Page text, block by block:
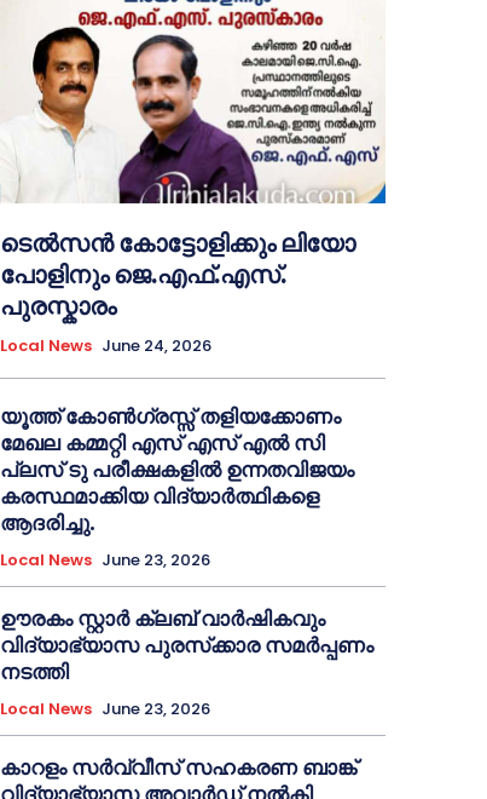
ടെൽസൻ കോട്ടോളിക്കും ലിയോ
പോളിനും ജെ.എഫ്.എസ്.
പുരസ്കാരം
Local News June 24, 2026
യൂത്ത് കോൺഗ്രസ്സ് തളിയക്കോണം
മേഖല കമ്മറ്റി എസ് എസ് എൽ സി
പ്ലസ് ടു പരീക്ഷകളിൽ ഉന്നതവിജയം
കരസ്ഥമാക്കിയ വിദ്യാർത്ഥികളെ
ആദരിച്ചു.
Local News June 23, 2026
ഊരകം സ്റ്റാർ ക്ലബ് വാർഷികവും
വിദ്യാഭ്യാസ പുരസ്‌ക്കാര സമർപ്പണം
നടത്തി
Local News June 23, 2026
കാറളം സർവ്വീസ് സഹകരണ ബാങ്ക്